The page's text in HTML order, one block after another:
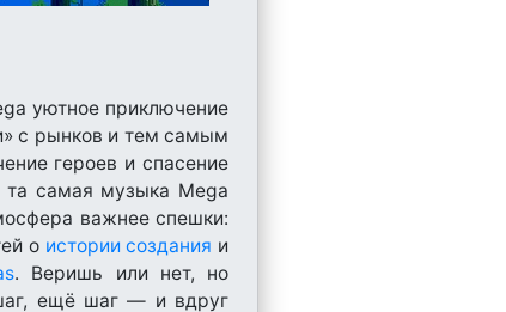
уютное приключение
с рынков и тем самым
героев и спасение
самая музыка Mega
важнее спешки:
о истории создания и
. Веришь или нет, но
шаг, ещё шаг — и вдруг